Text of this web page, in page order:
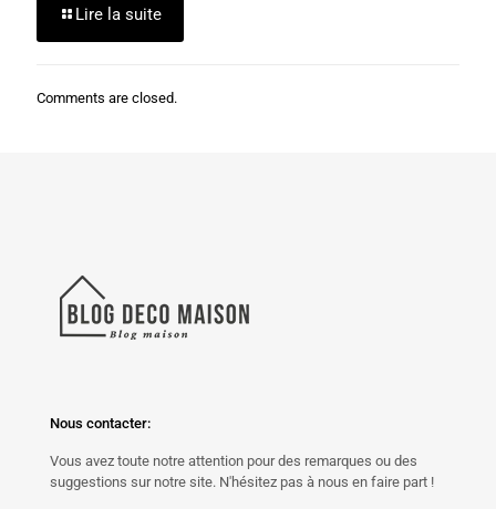
Lire la suite
Comments are closed.
Nous contacter:
Vous avez toute notre attention pour des remarques ou des
suggestions sur notre site. N'hésitez pas à nous en faire part !